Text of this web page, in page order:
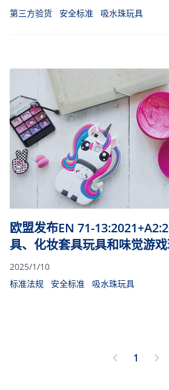
第三方验货
安全标准 吸水珠玩具
欧盟发布EN 71-
具、化妆套具玩具和味觉游
2025/1/10
标准法规
安全标准 吸水珠玩具
1